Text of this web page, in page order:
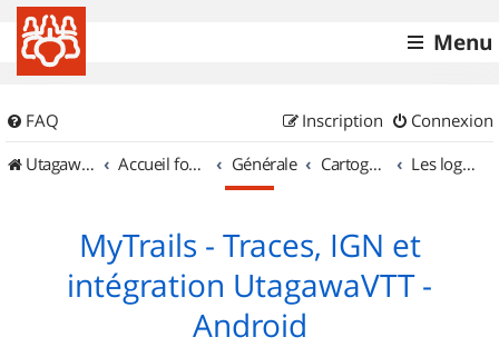
Menu
FAQ Connexion
Inscription
UtagawaVTT (Randos VTT et VTTAE avec traces GPS)
Accueil forum Générale Cartographie et GPS Les logiciels
MyTrails - Traces, IGN et
intégration UtagawaVTT -
Android